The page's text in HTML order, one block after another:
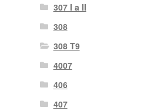
307 I a II
308
308 T9
4007
406
407